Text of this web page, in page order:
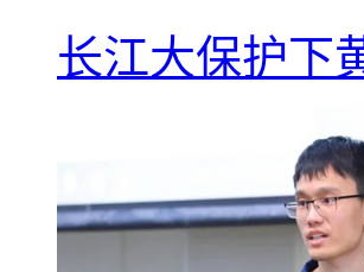
长江大保护下